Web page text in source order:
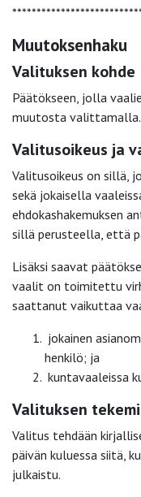
Muutoksenhaku
Valituksen kohde
Päätökseen, jolla
muutosta valittamalla.
Valitusoikeus ja
Valitusoikeus on sillä,
sekä jokaisella
ehdokashakemuksen
sillä perusteella, että
Lisäksi saavat
vaalit on toimitettu
saattanut vaikuttaa
jokainen
henkilö; ja
kuntavaaleissa
Valituksen
Valitus tehdään
päivän kuluessa siitä,
julkaistu.